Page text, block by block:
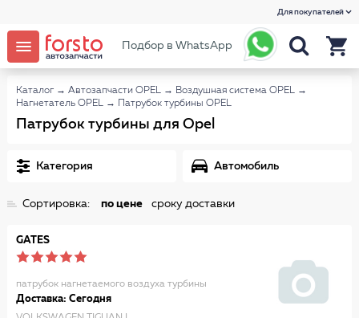
Для покупателей
Подбор в WhatsApp
Каталог → Автозапчасти OPEL → Воздушная система OPEL →
Нагнетатель OPEL → Патрубок турбины OPEL
Патрубок турбины для Opel
Категория Автомобиль
Сортировка: по цене сроку доставки
GATES
патрубок нагнетаемого воздуха турбины
Доставка: Сегодня